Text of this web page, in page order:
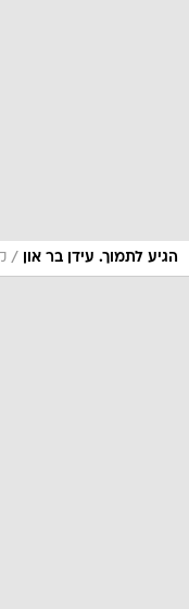
הגיע לתמוך. עידן בר און /